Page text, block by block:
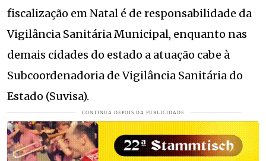
fiscalização em Natal é de responsabilidade da
Vigilância Sanitária Municipal, enquanto nas
demais cidades do estado a atuação cabe à
Subcoordenadoria de Vigilância Sanitária do
Estado (Suvisa).